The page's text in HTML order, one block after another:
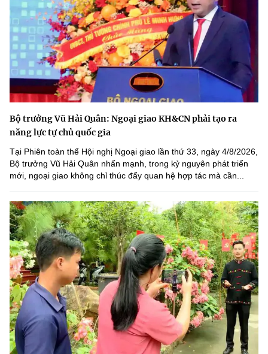
Bộ trưởng Vũ Hải Quân: Ngoại giao KH&CN phải tạo ra
năng lực tự chủ quốc gia
Tại Phiên toàn thể Hội nghị Ngoại giao lần thứ 33, ngày 4/8/2026,
Bộ trưởng Vũ Hải Quân nhấn mạnh, trong kỷ nguyên phát triển
mới, ngoại giao không chỉ thúc đẩy quan hệ hợp tác mà cần...